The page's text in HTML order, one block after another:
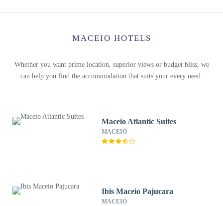
MACEIO HOTELS
Whether you want prime location, superior views or budget bliss, we
can help you find the accommodation that suits your every need.
Maceio Atlantic Suites
MACEIÓ
Ibis Maceio Pajucara
MACEIÓ